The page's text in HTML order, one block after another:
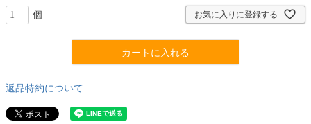
お気に入りに登録する
カートに入れる
返品特約について